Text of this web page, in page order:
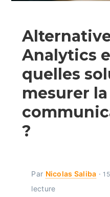
Analytics
quelles
mesurer la
?
Par Nicolas Saliba ·
lecture